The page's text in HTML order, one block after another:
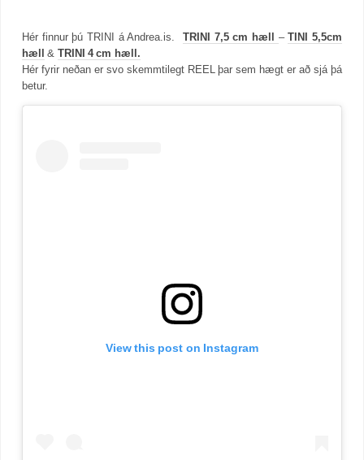
Hér finnur þú TRINI á Andrea.is. TRINI 7,5 cm hæll –TINI 5,5cm
hæll
& TRINI 4 cm hæll.
Hér fyrir neðan er svo skemmtilegt REEL þar sem hægt er að sjá þá
betur.
View this post on Instagram